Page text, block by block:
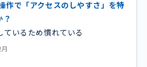
作で「アクセスのしやすさ」を特
？
ているため慣れている